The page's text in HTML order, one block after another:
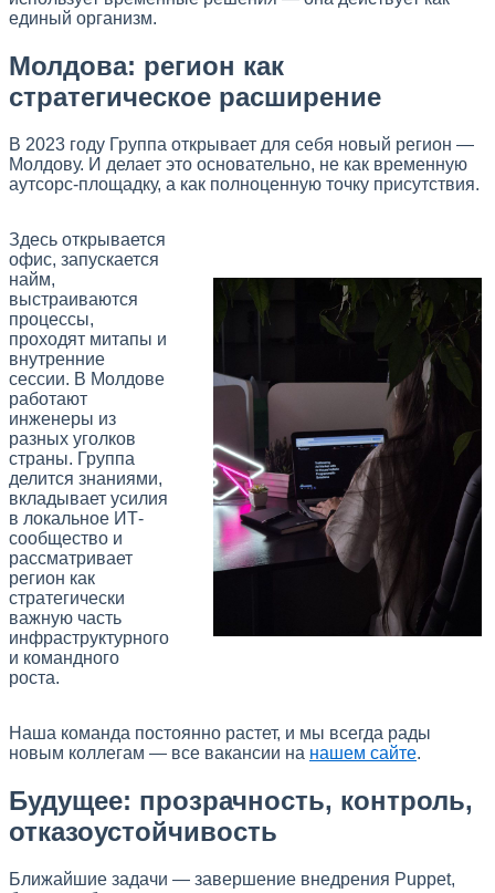
единый организм.
Молдова: регион как
стратегическое расширение
В 2023 году Группа открывает для себя новый регион —
Молдову. И делает это основательно, не как временную
аутсорс-площадку, а как полноценную точку присутствия.
Здесь открывается
офис, запускается
найм,
выстраиваются
процессы,
проходят митапы и
внутренние
сессии. В Молдове
работают
инженеры из
разных уголков
страны. Группа
делится знаниями,
вкладывает усилия
в локальное ИТ-
сообщество и
рассматривает
регион как
стратегически
важную часть
инфраструктурного
и командного
роста.
Наша команда постоянно растет, и мы всегда рады
новым коллегам — все вакансии на нашем сайте.
Будущее: прозрачность, контроль,
отказоустойчивость
Ближайшие задачи — завершение внедрения Puppet,